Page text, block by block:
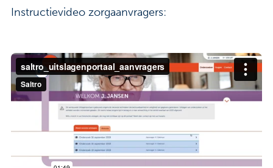
Praktische informatie
Onderzoeken
Trombosedienst
Instructievideo zorgaanvragers: